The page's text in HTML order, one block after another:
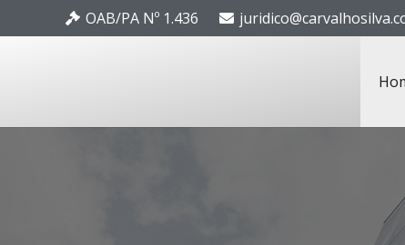
OAB/PA Nº 1.436